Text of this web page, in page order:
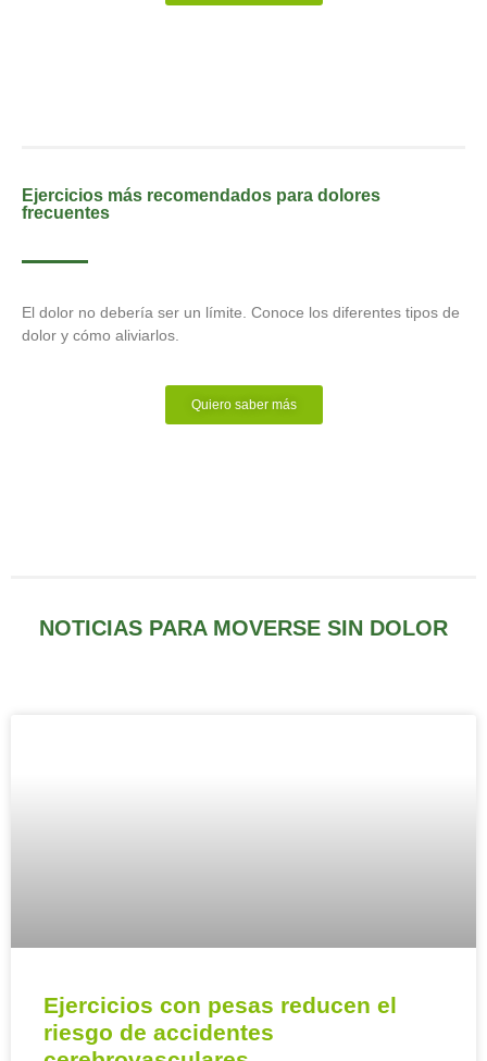
Ejercicios más recomendados para dolores
frecuentes
El dolor no debería ser un límite. Conoce los diferentes tipos de
dolor y cómo aliviarlos.
Quiero saber más
NOTICIAS PARA MOVERSE SIN DOLOR
Ejercicios con pesas reducen el
riesgo de accidentes